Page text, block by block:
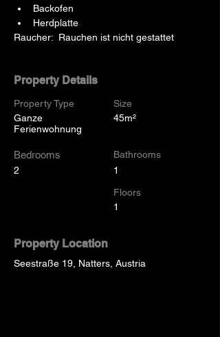
Backofen
Herdplatte
Raucher:  Rauchen ist nicht gestattet
Property Details
Property Type
Ganze
Ferienwohnung
Bedrooms
2
Size
45m²
Bathrooms
1
Floors
1
Property Location
Seestraße 19, Natters, Austria